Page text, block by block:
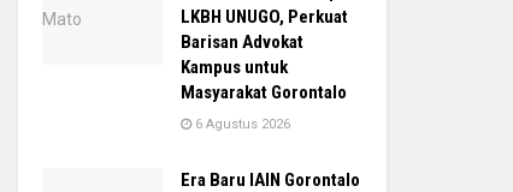
LKBH UNUGO, Perkuat
Barisan Advokat
Kampus untuk
Masyarakat Gorontalo
6 Agustus 2026
Era Baru IAIN Gorontalo